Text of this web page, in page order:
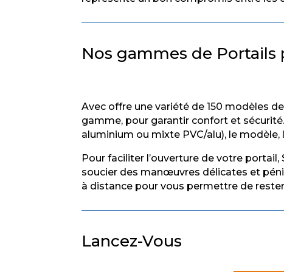
Nos gammes de Portails
Avec offre une variété de 150 modèles
gamme, pour garantir confort et
aluminium ou mixte PVC/alu), le
Pour faciliter l’ouverture de votre
soucier des manœuvres délicates et
à distance pour vous permettre de
Lancez-Vous